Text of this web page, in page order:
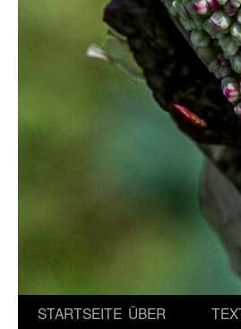
STARTSEITE ÜBER